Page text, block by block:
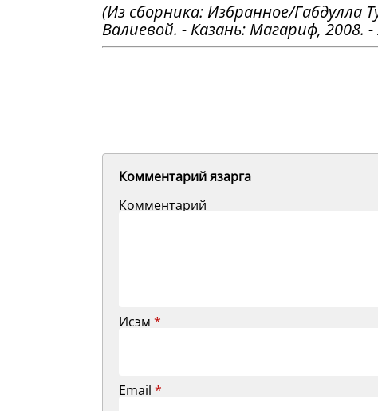
(Из сборника: Избранное/Габдулла
Валиевой. - Казань: Магариф, 2008. -
Комментарий язарга
Комментарий
Исэм *
Email *